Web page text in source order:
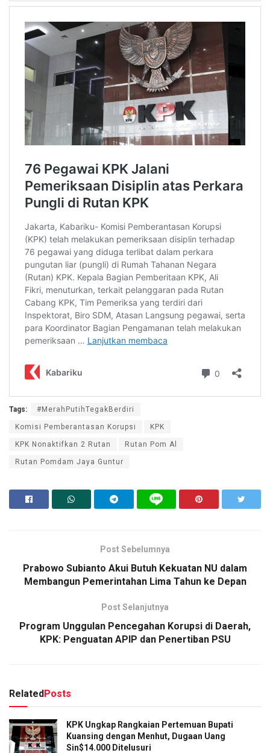
Tags: #MerahPutihTegakBerdiri
Komisi Pemberantasan Korupsi KPK
KPK Nonaktifkan 2 Rutan Rutan Pom Al
Rutan Pomdam Jaya Guntur
Post Sebelumnya
Prabowo Subianto Akui Butuh Kekuatan NU dalam
Membangun Pemerintahan Lima Tahun ke Depan
Post Selanjutnya
Program Unggulan Pencegahan Korupsi di Daerah,
KPK: Penguatan APIP dan Penertiban PSU
RelatedPosts
KPK Ungkap Rangkaian Pertemuan Bupati
Kuansing dengan Menhut, Dugaan Uang
Sin$14.000 Ditelusuri